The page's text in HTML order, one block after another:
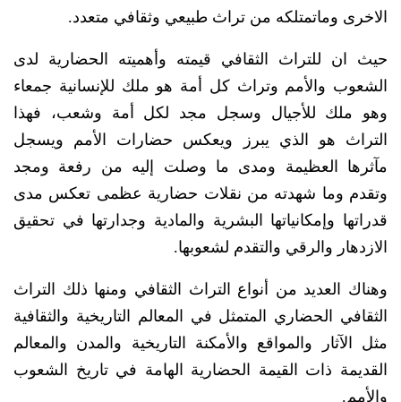
الاخرى وماتمتلكه من تراث طبيعي وثقافي متعدد.
حيث ان للتراث الثقافي قيمته وأهميته الحضارية لدى
الشعوب والأمم وتراث كل أمة هو ملك للإنسانية جمعاء
وهو ملك للأجيال وسجل مجد لكل أمة وشعب، فهذا
التراث هو الذي يبرز ويعكس حضارات الأمم ويسجل
مآثرها العظيمة ومدى ما وصلت إليه من رفعة ومجد
وتقدم وما شهدته من نقلات حضارية عظمى تعكس مدى
قدراتها وإمكانياتها البشرية والمادية وجدارتها في تحقيق
الازدهار والرقي والتقدم لشعوبها.
وهناك العديد من أنواع التراث الثقافي ومنها ذلك التراث
الثقافي الحضاري المتمثل في المعالم التاريخية والثقافية
مثل الآثار والمواقع والأمكنة التاريخية والمدن والمعالم
القديمة ذات القيمة الحضارية الهامة في تاريخ الشعوب
والأمم.